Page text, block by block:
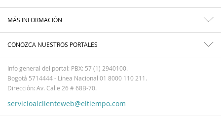
MÁS INFORMACIÓN
CONOZCA NUESTROS PORTALES
Info general del portal: PBX: 57 (1) 2940100.
Bogotá 5714444 - Línea Nacional 01 8000 110 211.
Dirección: Av. Calle 26 # 68B-70.
servicioalclienteweb@eltiempo.com